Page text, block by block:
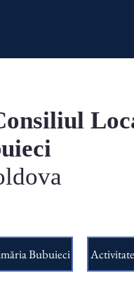
Bubuieci